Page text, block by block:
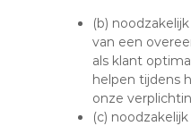
(b)
van een
als klant
helpen tijdens
onze
(c)